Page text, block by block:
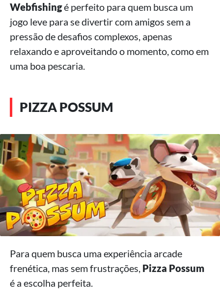
Webfishingé perfeito para quem busca um
jogo leve para se divertir com amigos sem a
pressão de desafios complexos, apenas
relaxando e aproveitando o momento, como em
uma boa pescaria.
PIZZA POSSUM
Para quem busca uma experiência arcade
frenética, mas sem frustrações, Pizza Possum
é a escolha perfeita.